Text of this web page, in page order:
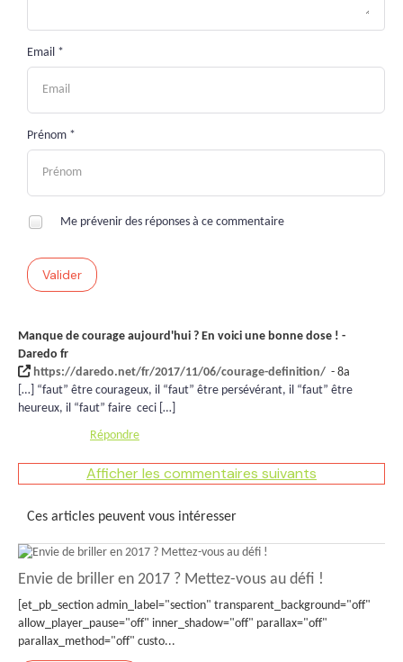
Email *
Prénom *
Me prévenir des réponses à ce commentaire
Valider
Manque de courage aujourd'hui ? En voici une bonne dose ! -
Daredo fr
https://daredo.net/fr/2017/11/06/courage-definition/ - 8a
[…] “faut” être courageux, il “faut” être persévérant, il “faut” être
heureux, il “faut” faire ceci […]
Répondre
Afficher les commentaires suivants
Ces articles peuvent vous intéresser
Envie de briller en 2017 ? Mettez-vous au défi !
[et_pb_section admin_label="section" transparent_background="off"
allow_player_pause="off" inner_shadow="off" parallax="off"
parallax_method="off" custo...